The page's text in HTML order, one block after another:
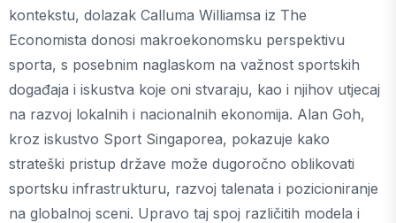
kontekstu, dolazak Calluma Williamsa iz The
Economista donosi makroekonomsku perspektivu
sporta, s posebnim naglaskom na važnost sportskih
događaja i iskustva koje oni stvaraju, kao i njihov utjecaj
na razvoj lokalnih i nacionalnih ekonomija. Alan Goh,
kroz iskustvo Sport Singaporea, pokazuje kako
strateški pristup države može dugoročno oblikovati
sportsku infrastrukturu, razvoj talenata i pozicioniranje
na globalnoj sceni. Upravo taj spoj različitih modela i